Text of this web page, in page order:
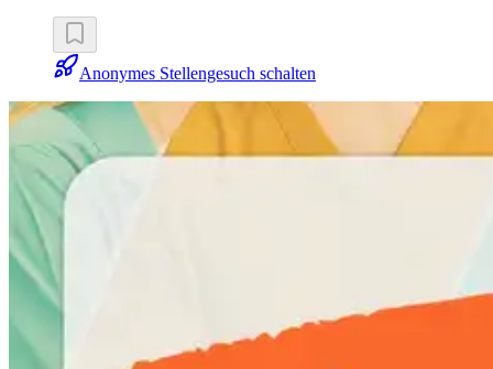
Anonymes Stellengesuch schalten